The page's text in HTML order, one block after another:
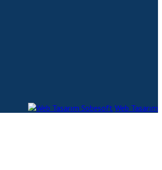
Sobesoft Web Tasarım